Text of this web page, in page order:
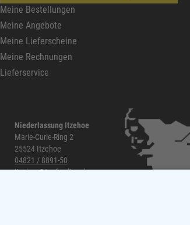
Meine Bestellungen
Meine Angebote
Meine Lieferscheine
Meine Rechnungen
Lieferservice
Niederlassung Itzehoe
Marie-Curie-Ring 2
25524 Itzehoe
04821 / 8891-50
itzehoe@topf-online.de